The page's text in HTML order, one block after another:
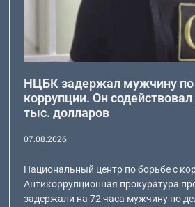
НЦБК задержал мужчину по
коррупции. Он
тыс. долларов
07.08.2026
Национальный центр по борьбе с
Антикоррупционная прокуратура
задержали на 72 часа мужчину по